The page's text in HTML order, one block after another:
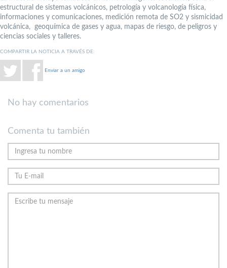
estructural de sistemas volcánicos, petrología y volcanología física,
informaciones y comunicaciones, medición remota de SO2 y sismicidad
volcánica, geoquímica de gases y agua, mapas de riesgo, de peligros y
ciencias sociales y talleres.
COMPARTIR LA NOTICIA A TRAVÉS DE:
Enviar a un amigo
No hay comentarios
Comenta tu también